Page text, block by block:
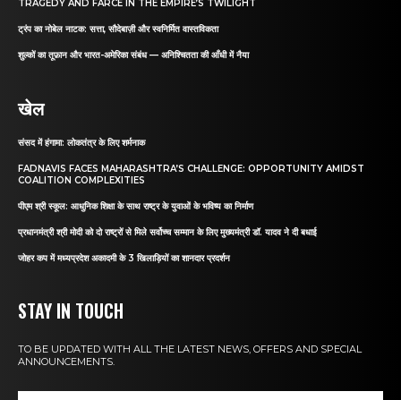
TRAGEDY AND FARCE IN THE EMPIRE’S TWILIGHT
ट्रंप का नोबेल नाटक: सत्ता, सौदेबाज़ी और स्वनिर्मित वास्तविकता
शुल्कों का तूफ़ान और भारत-अमेरिका संबंध — अनिश्चितता की आँधी में नैया
खेल
संसद में हंगामा: लोकतंत्र के लिए शर्मनाक
FADNAVIS FACES MAHARASHTRA’S CHALLENGE: OPPORTUNITY AMIDST
COALITION COMPLEXITIES
पीएम श्री स्कूल: आधुनिक शिक्षा के साथ राष्ट्र के युवाओं के भविष्य का निर्माण
प्रधानमंत्री श्री मोदी को दो राष्ट्रों से मिले सर्वोच्च सम्मान के लिए मुख्यमंत्री डॉ. यादव ने दी बधाई
जोहर कप में मध्यप्रदेश अकादमी के 3 खिलाड़ियों का शानदार प्रदर्शन
STAY IN TOUCH
TO BE UPDATED WITH ALL THE LATEST NEWS, OFFERS AND SPECIAL
ANNOUNCEMENTS.